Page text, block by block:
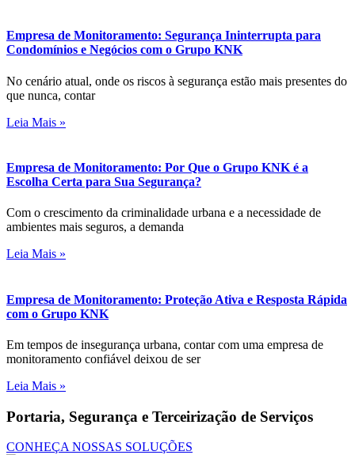
Empresa de Monitoramento: Segurança Ininterrupta para
Condomínios e Negócios com o Grupo KNK
No cenário atual, onde os riscos à segurança estão mais presentes do
que nunca, contar
Leia Mais »
Empresa de Monitoramento: Por Que o Grupo KNK é a
Escolha Certa para Sua Segurança?
Com o crescimento da criminalidade urbana e a necessidade de
ambientes mais seguros, a demanda
Leia Mais »
Empresa de Monitoramento: Proteção Ativa e Resposta Rápida
com o Grupo KNK
Em tempos de insegurança urbana, contar com uma empresa de
monitoramento confiável deixou de ser
Leia Mais »
Portaria, Segurança e Terceirização de Serviços
CONHEÇA NOSSAS SOLUÇÕES